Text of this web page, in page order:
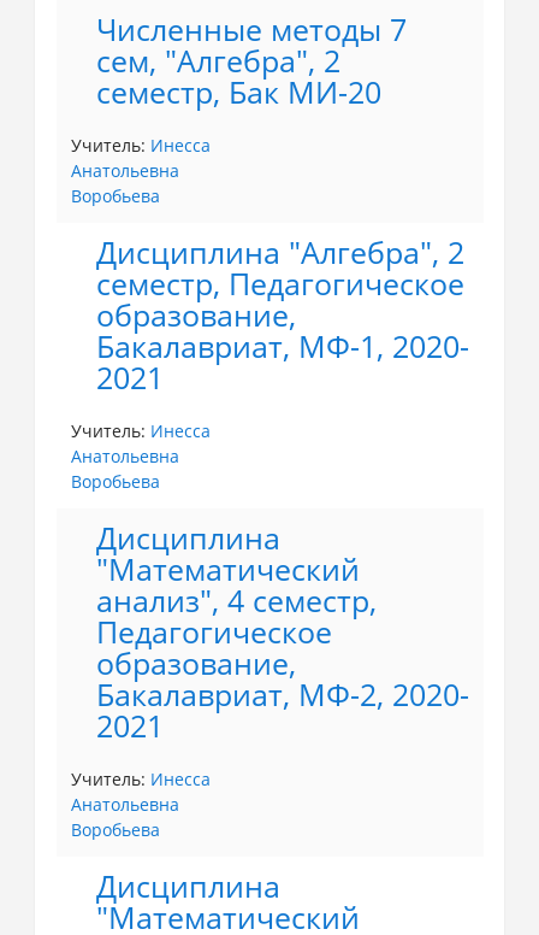
Численные методы 7
сем, "Алгебра", 2
семестр, Бак МИ-20
Учитель: Инесса
Анатольевна
Воробьева
Дисциплина "Алгебра", 2
семестр, Педагогическое
образование,
Бакалавриат, МФ-1, 2020-
2021
Учитель: Инесса
Анатольевна
Воробьева
Дисциплина
"Математический
анализ", 4 семестр,
Педагогическое
образование,
Бакалавриат, МФ-2, 2020-
2021
Учитель: Инесса
Анатольевна
Воробьева
Дисциплина
"Математический